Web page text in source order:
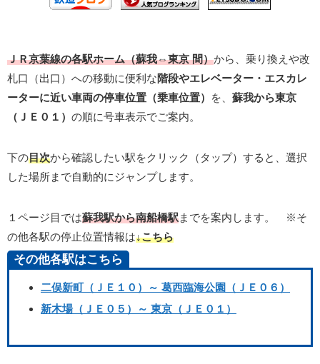
ＪＲ京葉線の各駅ホーム（蘇我⇔東京 間）から、乗り換えや改
札口（出口）への移動に便利な階段やエレベーター・エスカレ
ーターに近い車両の停車位置（乗車位置）
を、 蘇我から東京
（ＪＥ０１） の順に号車表示でご案内。
下の目次から確認したい駅をクリック（タップ）すると、選択
した場所まで自動的にジャンプします。
１ページ目では蘇我駅から南船橋駅までを案内します。 ※そ
の他各駅の停止位置情報は↓こちら
その他各駅はこちら
二俣新町（ＪＥ１０）～ 葛西臨海公園（ＪＥ０６）
新木場（ＪＥ０５）～ 東京（ＪＥ０１）